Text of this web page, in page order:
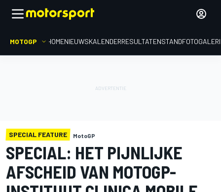
MOTOGP HOMENIEUWSKALENDERRESULTATENSTAND
SPECIAL FEATURE MotoGP
SPECIAL: HET PIJNLIJKE
AFSCHEID VAN MOTOGP-